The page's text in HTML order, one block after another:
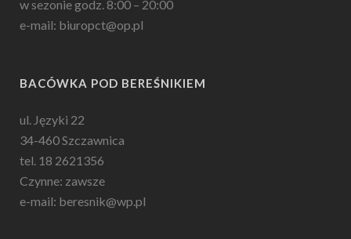
w sezonie godz. 8:00 – 20:00
e-mail: biuropct@op.pl
BACÓWKA POD BEREŚNIKIEM
ul. Języki 22
34-460 Szczawnica
tel. 18 2621356
Czynne: zawsze
e-mail: beresnik@wp.pl